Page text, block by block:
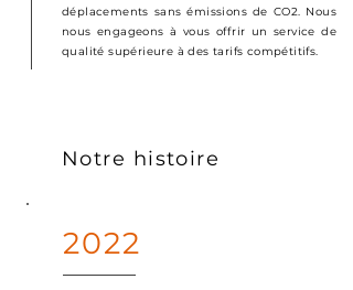
déplacements sans émissions de CO2. Nous
nous engageons à vous offrir un service de
qualité supérieure à des tarifs compétitifs.
Notre histoire
2022